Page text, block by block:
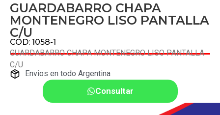
GUARDABARRO CHAPA
MONTENEGRO LISO PANTALLA
C/U
COD: 1058-1
GUARDABARRO CHAPA MONTENEGRO LISO PANTALLA
C/U
Envios en todo Argentina
Consultar